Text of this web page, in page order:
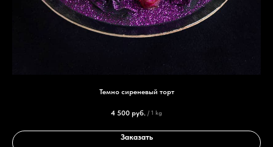
Темно сиреневый торт
4 500 руб. / 1 kg
Заказать